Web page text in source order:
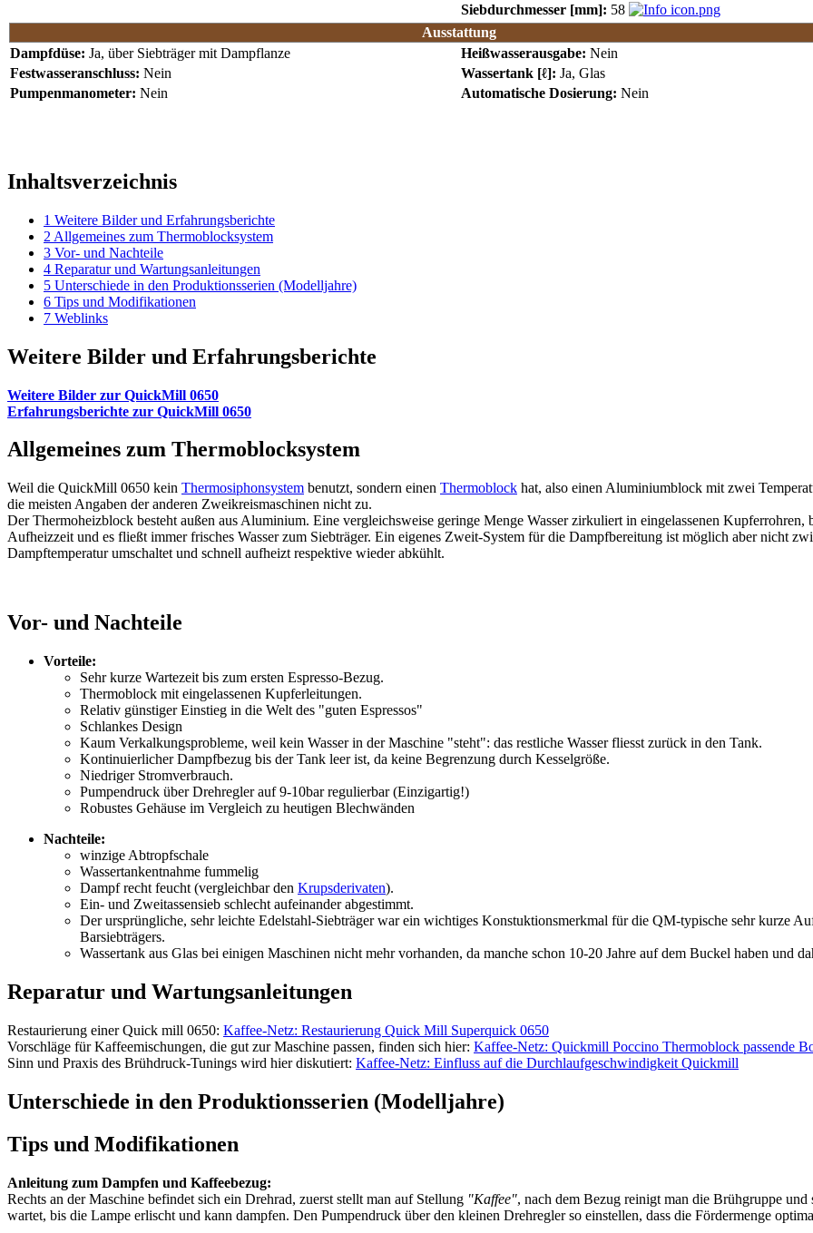
Siebdurchmesser [mm]: 58
Ausstattung
Dampfdüse: Ja, über Siebträger mit Dampflanze Heißwasserausgabe: Nein
Festwasseranschluss: Nein Wassertank [ℓ]: Ja, Glas
Pumpenmanometer: Nein Automatische Dosierung: Nein
Inhaltsverzeichnis
1 Weitere Bilder und Erfahrungsberichte
2 Allgemeines zum Thermoblocksystem
3 Vor- und Nachteile
4 Reparatur und Wartungsanleitungen
5 Unterschiede in den Produktionsserien (Modelljahre)
6 Tips und Modifikationen
7 Weblinks
Weitere Bilder und Erfahrungsberichte
Weitere Bilder zur QuickMill 0650
Erfahrungsberichte zur QuickMill 0650
Allgemeines zum Thermoblocksystem
Weil die QuickMill 0650 kein Thermosiphonsystem benutzt, sondern einen Thermoblock hat, also einen Aluminiumblock mit zwei
die meisten Angaben der anderen Zweikreismaschinen nicht zu.
Der Thermoheizblock besteht außen aus Aluminium. Eine vergleichsweise geringe Menge Wasser zirkuliert in eingelassenen
Aufheizzeit und es fließt immer frisches Wasser zum Siebträger. Ein eigenes Zweit-System für die Dampfbereitung ist möglich aber nicht
Dampftemperatur umschaltet und schnell aufheizt respektive wieder abkühlt.
Vor- und Nachteile
Vorteile:
Sehr kurze Wartezeit bis zum ersten Espresso-Bezug.
Thermoblock mit eingelassenen Kupferleitungen.
Relativ günstiger Einstieg in die Welt des "guten Espressos"
Schlankes Design
Kaum Verkalkungsprobleme, weil kein Wasser in der Maschine "steht": das restliche Wasser fliesst zurück in den Tank.
Kontinuierlicher Dampfbezug bis der Tank leer ist, da keine Begrenzung durch Kesselgröße.
Niedriger Stromverbrauch.
Pumpendruck über Drehregler auf 9-10bar regulierbar (Einzigartig!)
Robustes Gehäuse im Vergleich zu heutigen Blechwänden
Nachteile:
winzige Abtropfschale
Wassertankentnahme fummelig
Dampf recht feucht (vergleichbar den Krupsderivaten).
Ein- und Zweitassensieb schlecht aufeinander abgestimmt.
Der ursprüngliche, sehr leichte Edelstahl-Siebträger war ein wichtiges Konstuktionsmerkmal für die QM-typische sehr kurze
Barsiebträgers.
Wassertank aus Glas bei einigen Maschinen nicht mehr vorhanden, da manche schon 10-20 Jahre auf dem Buckel haben und
Reparatur und Wartungsanleitungen
Restaurierung einer Quick mill 0650: Kaffee-Netz: Restaurierung Quick Mill Superquick 0650
Vorschläge für Kaffeemischungen, die gut zur Maschine passen, finden sich hier: Kaffee-Netz: Quickmill Poccino Thermoblock passende
Sinn und Praxis des Brühdruck-Tunings wird hier diskutiert: Kaffee-Netz: Einfluss auf die Durchlaufgeschwindigkeit Quickmill
Unterschiede in den Produktionsserien (Modelljahre)
Tips und Modifikationen
Anleitung zum Dampfen und Kaffeebezug:
Rechts an der Maschine befindet sich ein Drehrad, zuerst stellt man auf Stellung "Kaffee", nach dem Bezug reinigt man die Brühgruppe
wartet, bis die Lampe erlischt und kann dampfen. Den Pumpendruck über den kleinen Drehregler so einstellen, dass die Fördermenge